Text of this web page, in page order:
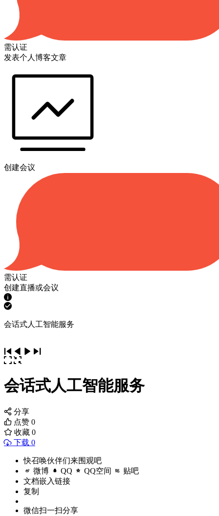
需认证
发表个人博客文章
创建会议
需认证
创建直播或会议
会话式人工智能服务
会话式人工智能服务
分享
点赞 0
收藏 0
下载 0
快召唤伙伴们来围观吧
微博 QQ QQ空间 贴吧
文档嵌入链接
复制
微信扫一扫分享